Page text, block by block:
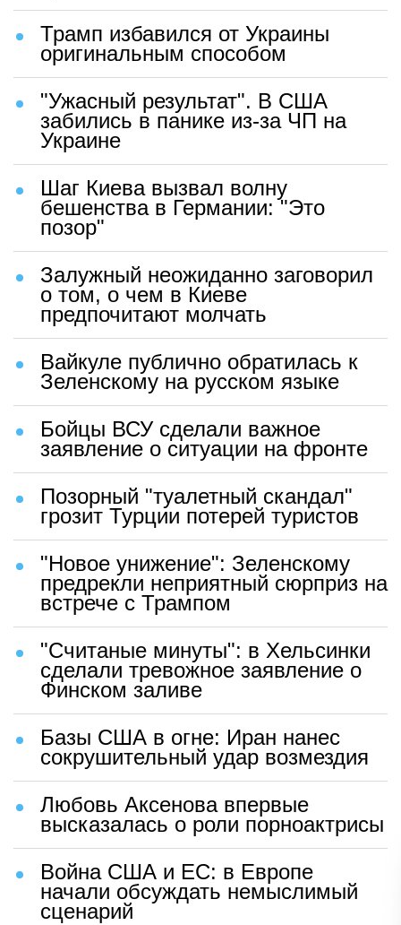
Трамп избавился от Украины
оригинальным способом
"Ужасный результат". В США
забились в панике из-за ЧП на
Украине
Шаг Киева вызвал волну
бешенства в Германии: "Это
позор"
Залужный неожиданно заговорил
о том, о чем в Киеве
предпочитают молчать
Вайкуле публично обратилась к
Зеленскому на русском языке
Бойцы ВСУ сделали важное
заявление о ситуации на фронте
Позорный "туалетный скандал"
грозит Турции потерей туристов
"Новое унижение": Зеленскому
предрекли неприятный сюрприз на
встрече с Трампом
"Считаные минуты": в Хельсинки
сделали тревожное заявление о
Финском заливе
Базы США в огне: Иран нанес
сокрушительный удар возмездия
Любовь Аксенова впервые
высказалась о роли порноактрисы
Война США и ЕС: в Европе
начали обсуждать немыслимый
сценарий